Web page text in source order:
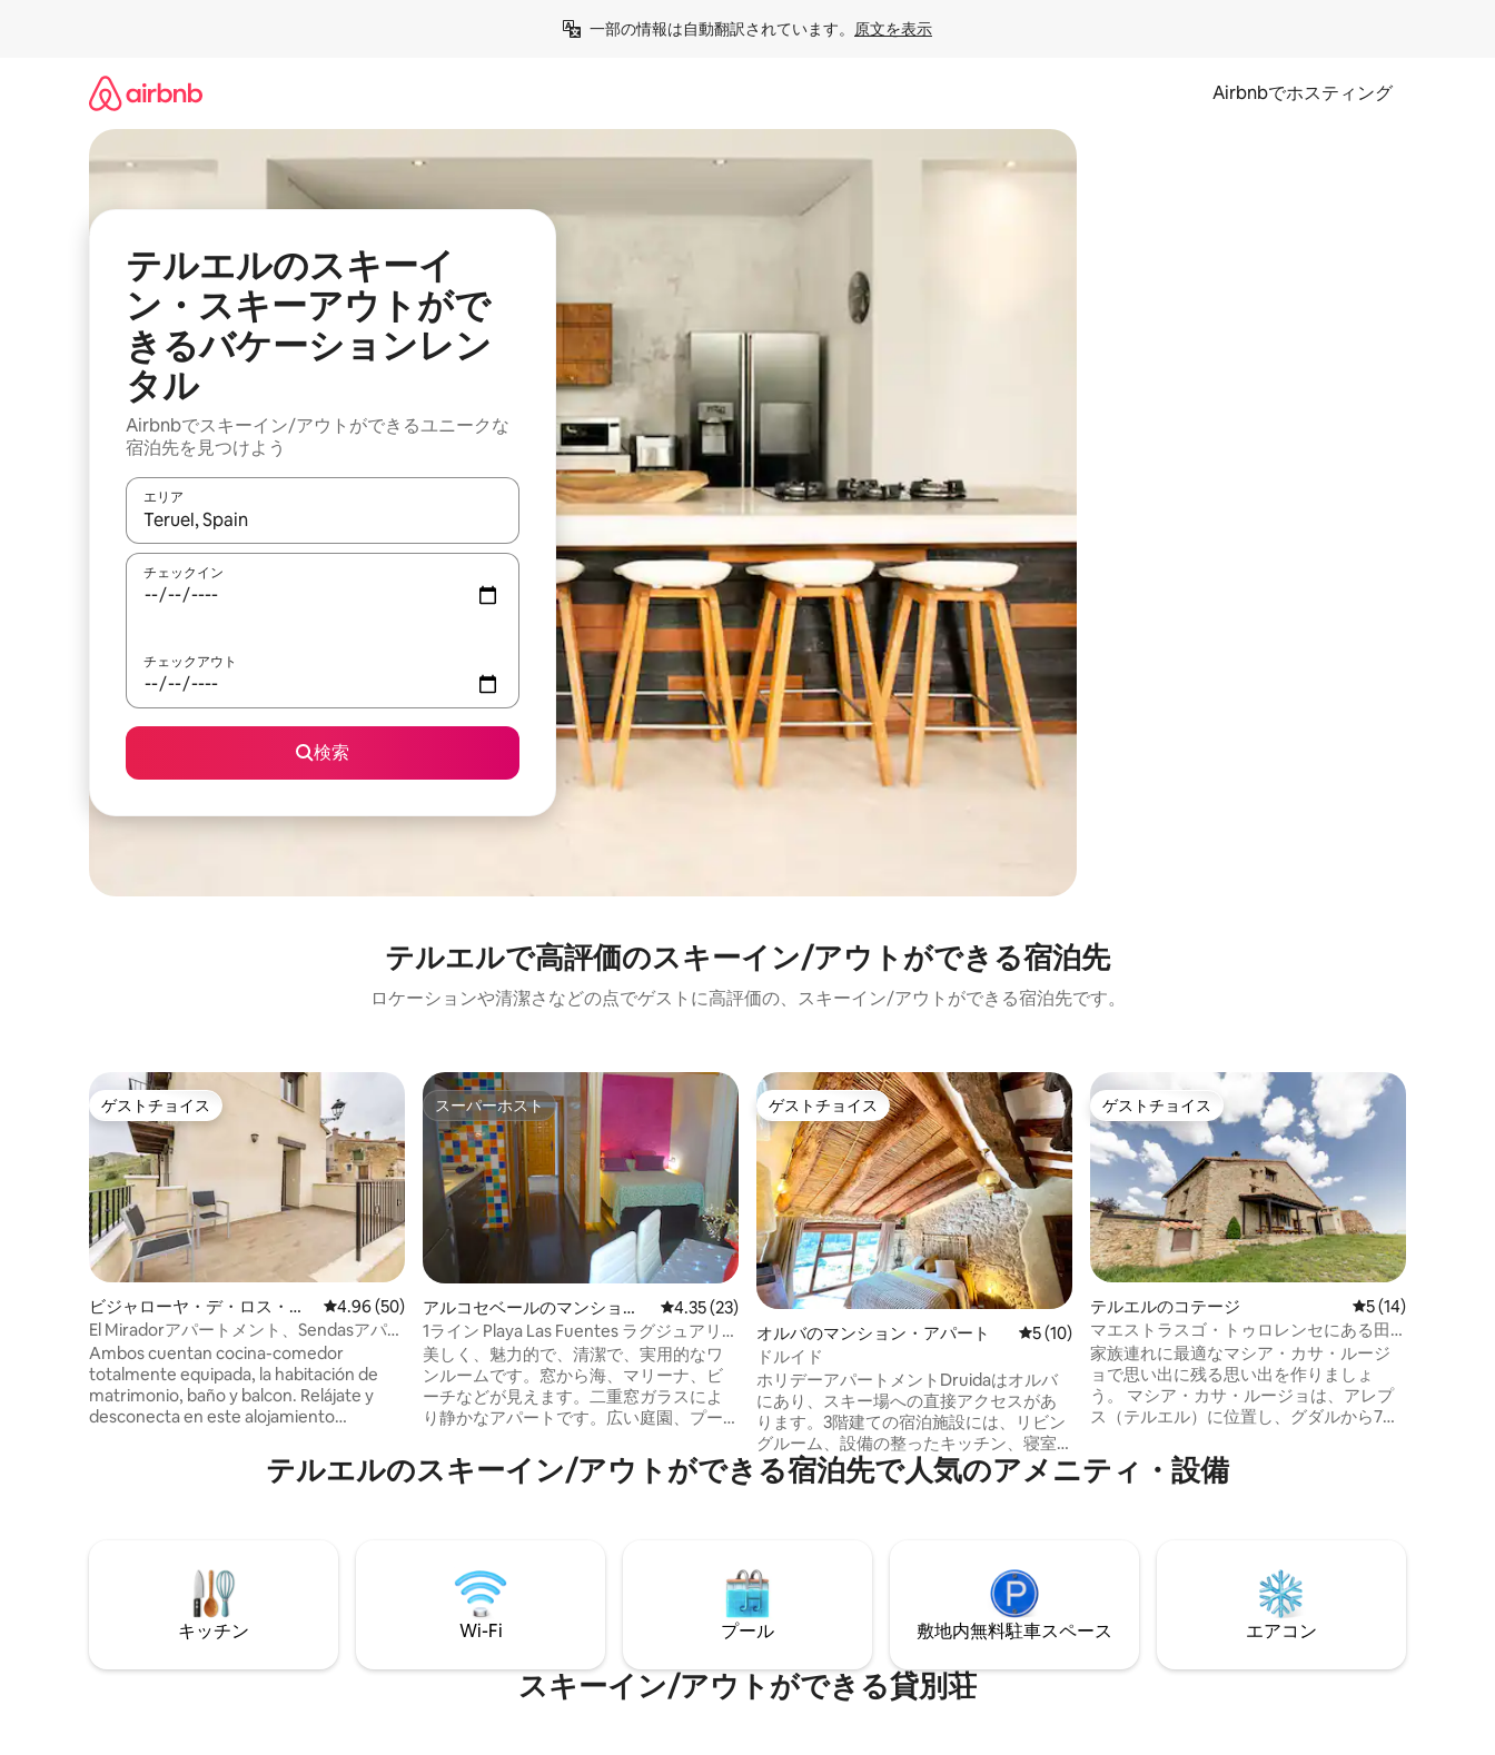
一部の情報は自動翻訳されています。 原文を表示
Airbnbでホスティング
テルエルのスキーイ
ン・スキーアウトがで
きるバケーションレン
タル
Airbnbでスキーイン/アウトができるユニークな
宿泊先を見つけよう
エリア
検索結果が表示されたら、上下の矢印キーを使って移動するか、画面をタッチまたはスワイプして検索結果を確認することができます。
チェックイン
チェックアウト
検索
テルエルで高評価のスキーイン/アウトができる宿泊先
ロケーションや清潔さなどの点でゲストに高評価の、スキーイン/アウトができる宿泊先です。
ゲストチョイス
ゲストチョイス
ビジャローヤ・デ・ロス・ピ
ナレスのアパート・マンショ
ン
レビュー50件、5つ星中4.96つ星の平均評価
4.96 (50)
El Miradorアパートメント、Sendasアパー
トメント
Ambos cuentan cocina-comedor
totalmente equipada, la habitación de
matrimonio, baño y balcon. Relájate y
desconecta en este alojamiento
independiente, aunque el apartamento
スーパーホスト
スーパーホスト
アルコセベールのマンショ
ン・アパート
レビュー23件、5つ星中4.35つ星の平均評価
4.35 (23)
1ライン Playa Las Fuentes ラグジュアリー
アパートメント PP1
美しく、魅力的で、清潔で、実用的なワ
ンルームです。窓から海、マリーナ、ビ
ーチなどが見えます。二重窓ガラスによ
り静かなアパートです。広い庭園、プー
な住宅地です。私たちはビーチのすぐそ
ばにいますので、海港、ビーチ、レスト
ブレ、その人々、その風景、そして何よ
りも美しい広大な海の景色に恋をしま
す。一人で、カップルで、家族で、書
く、読む、熟考する、スポーツするなど
る場所です。
ゲストチョイス
ゲストチョイス
オルバのマンション・アパート レビュー10件、5つ星中5つ星の平均評価
5 (10)
ドルイド
ホリデーアパートメントDruidaはオルバ
にあり、スキー場への直接アクセスがあ
ります。3階建ての宿泊施設には、リビン
グルーム、設備の整ったキッチン、寝室1
部屋、バスルーム1部屋があり、2名様のご
宿泊が可能です。その他のアメニティに
せん。 La Pequeña Cantonesaの前には、
一年中営業しているEl MiJares Bar
Restaurantがあります。
ゲストチョイス
ゲストチョイス
テルエルのコテージ レビュー14件、5
5 (14)
マエストラスゴ・トゥロレンセにある田
舎の家、カサ・ルージョ
家族連れに最適なマシア・カサ・ルージ
ョで思い出に残る思い出を作りましょ
う。 マシア・カサ・ルージョは、アレプ
ス（テルエル）に位置し、グダルから7キ
キロです。5万平方メートルの敷地には、
ポーチ、バーベキュー、遊び場（サッカ
ことができます。例えば、スペイン王立
陸上競技連盟やマエストラサゴのマウン
テンバイクセンターなどです。
テルエルのスキーイン/アウトができる宿泊先で人気のアメニティ・設備
キッチン Wi-Fi プール 敷地内無料駐⁠車ス⁠ペ⁠ー⁠ス エアコン
スキーイン/アウトができる貸別荘